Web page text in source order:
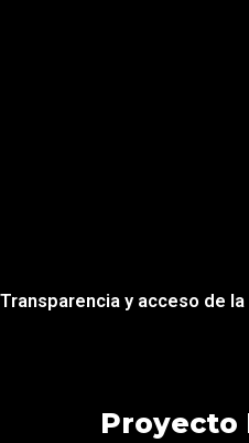
Transparencia y acceso de
Proyecto